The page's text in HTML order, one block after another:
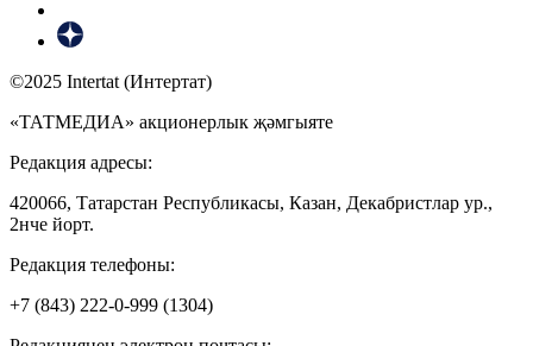
©2025 Intertat (Интертат)
«ТАТМЕДИА» акционерлык җәмгыяте
Редакция адресы:
420066, Татарстан Республикасы, Казан, Декабристлар ур.,
2нче йорт.
Редакция телефоны:
+7 (843) 222-0-999 (1304)